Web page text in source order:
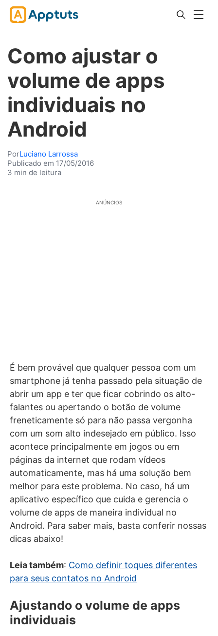
Como ajustar o
volume de apps
individuais no
Android
PorLuciano Larrossa
Publicado em 17/05/2016
3 min de leitura
ANÚNCIOS
É bem provável que qualquer pessoa com um
smartphone já tenha passado pela situação de
abrir um app e ter que ficar cobrindo os alto-
falantes ou apertando o botão de volume
freneticamente só para não passa vergonha
com um som alto indesejado em público. Isso
acontece principalmente em jogos ou em
páginas da internet que rodam vídeos
automaticamente, mas há uma solução bem
melhor para este problema. No caso, há um
aplicativo específico que cuida e gerencia o
volume de apps de maneira individual no
Android. Para saber mais, basta conferir nossas
dicas abaixo!
Leia também: Como definir toques diferentes
para seus contatos no Android
Ajustando o volume de apps
individuais